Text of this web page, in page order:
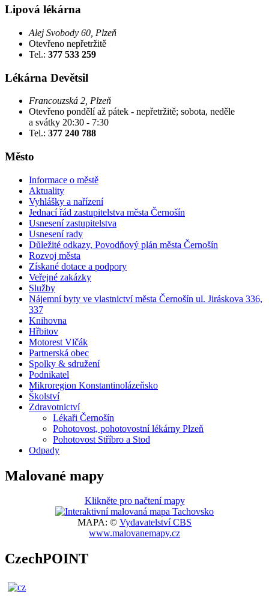
Lipová lékárna
Alej Svobody 60, Plzeň
Otevřeno nepřetržitě
Tel.: 377 533 259
Lékárna Devětsil
Francouzská 2, Plzeň
Otevřeno pondělí až pátek - nepřetržitě; sobota, neděle
a svátky 20:30 - 7:30
Tel.: 377 240 788
Město
Informace o městě
Aktuality
Vyhlášky a nařízení
Jednací řád zastupitelstva města Černošín
Usnesení zastupitelstva
Usnesení rady
Důležité odkazy, Povodňový plán města Černošín
Rozvoj města
Získané dotace a podpory
Veřejné zakázky
Služby
Nájemní byty ve vlastnictví města Černošín ul. Jiráskova 336,
337
Knihovna
Hřbitov
Motorest Vlčák
Partnerská obec
Spolky & sdružení
Podnikatel
Mikroregion Konstantinolázeňsko
Školství
Zdravotnictví
Lékaři Černošín
Pohotovost, pohotovostní lékárny Plzeň
Pohotovost Stříbro a Stod
Odpady
Malované mapy
Klikněte pro načtení mapy
MAPA: © Vydavatelství CBS
www.malovanemapy.cz
CzechPOINT